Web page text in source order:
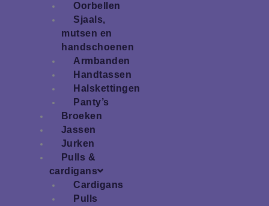
Oorbellen
Sjaals,
mutsen en
handschoenen
Armbanden
Handtassen
Halskettingen
Panty’s
Broeken
Jassen
Jurken
Pulls &
cardigans
Cardigans
Pulls